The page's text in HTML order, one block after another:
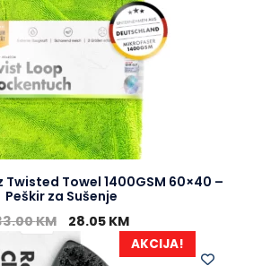
Twisted Towel 1400GSM 60×40 –
Peškir za Sušenje
KM 28.05 KM
AKCIJA!